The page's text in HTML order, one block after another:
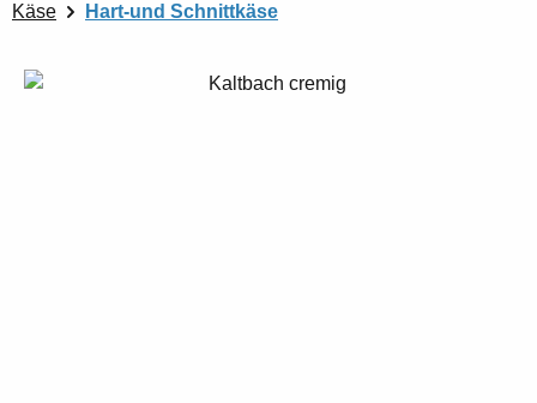
Käse Hart-und Schnittkäse
Bildergalerie überspringen